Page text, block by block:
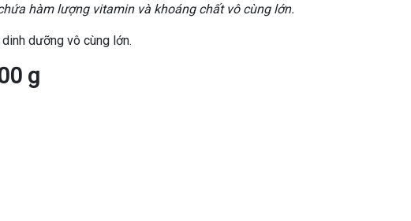
hàm lượng vitamin và khoáng chất vô cùng lớn.
dưỡng vô cùng lớn.
g